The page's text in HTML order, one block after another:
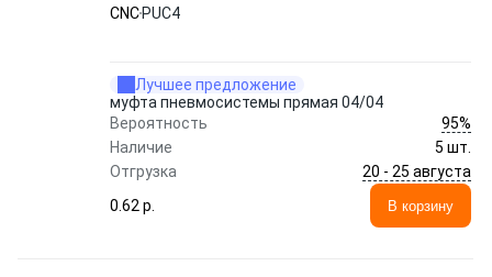
CNC PUC4
Лучшее предложение
муфта пневмосистемы прямая 04/04
Вероятность
95%
Наличие
5 шт.
Отгрузка
20 - 25 августа
0.62 p.
В корзину